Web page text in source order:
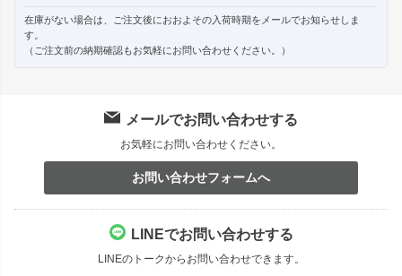
在庫がない場合は、ご注文後におおよその入荷時期をメールでお知らせしま
す。
（ご注文前の納期確認もお気軽にお問い合わせください。）
メールでお問い合わせする
お気軽にお問い合わせください。
お問い合わせフォームへ
LINEでお問い合わせする
LINEのトークからお問い合わせできます。